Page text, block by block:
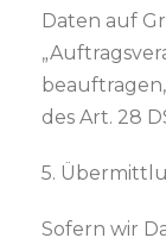
Daten auf
des Art. 28
5.
Sofern wir